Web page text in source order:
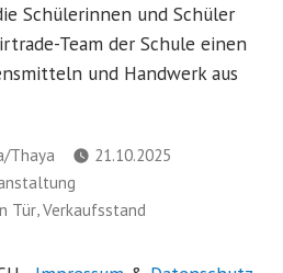
Schülerinnen und Schüler
Team der Schule einen
und Handwerk aus
Thaya
21.10.2025
Tür,Verkaufsstand